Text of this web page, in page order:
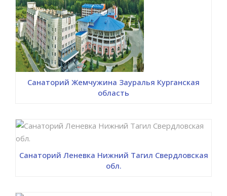
Санаторий Жемчужина Зауралья Курганская
область
Санаторий Леневка Нижний Тагил Свердловская
обл.